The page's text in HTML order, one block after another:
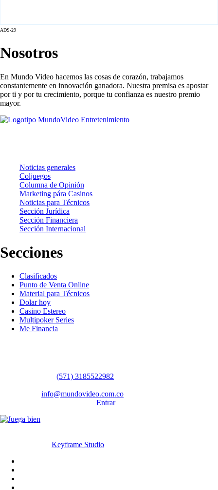
ADS-29
Nosotros
En Mundo Video hacemos las cosas de corazón, trabajamos
constantemente en innovación ganadora. Nuestra premisa es apostar
por ti y por tu crecimiento, porque tu confianza es nuestro premio
mayor.
Noticias generales
Coljuegos
Columna de Opinión
Marketing pára Casinos
Noticias para Técnicos
Sección Jurídica
Sección Financiera
Sección Internacional
Secciones
Clasificados
Punto de Venta Online
Material para Técnicos
Dolar hoy
Casino Estereo
Multipoker Series
Me Financia
(57​​1) 3185522982
info@mundovideo.com.co
Entrar
Keyframe Studio